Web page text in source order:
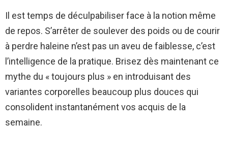
Il est temps de déculpabiliser face à la notion même
de repos. S’arrêter de soulever des poids ou de courir
à perdre haleine n’est pas un aveu de faiblesse, c’est
l’intelligence de la pratique. Brisez dès maintenant ce
mythe du « toujours plus » en introduisant des
variantes corporelles beaucoup plus douces qui
consolident instantanément vos acquis de la
semaine.